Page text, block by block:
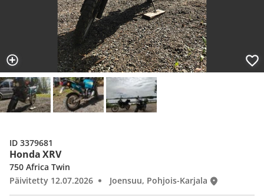
Honda XRV
750 Africa Twin
Päivitetty 12.07.2026
Joensuu, Pohjois-Karjala
ID 3379681